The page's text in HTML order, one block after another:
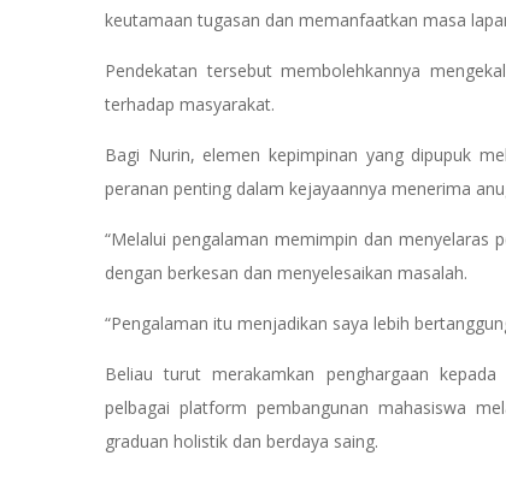
keutamaan tugasan dan memanfaatkan masa
Pendekatan tersebut membolehkannya
terhadap masyarakat.
Bagi Nurin, elemen kepimpinan yang dipupuk
peranan penting dalam kejayaannya menerima
“Melalui pengalaman memimpin dan menyelaras
dengan berkesan dan menyelesaikan masalah.
“Pengalaman itu menjadikan saya lebih
Beliau turut merakamkan penghargaan
pelbagai platform pembangunan mahasiswa
graduan holistik dan berdaya saing.